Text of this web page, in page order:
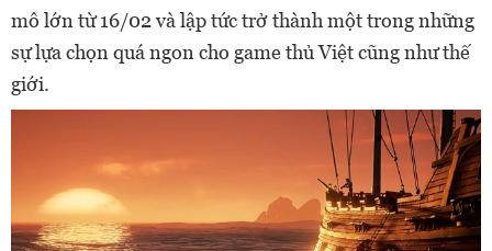
mô lớn từ 16/02 và lập tức trở thành một trong những
sự lựa chọn quá ngon cho game thủ Việt cũng như thế
giới.